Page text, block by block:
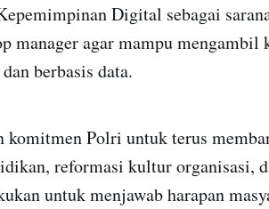
Digital sebagai
manager agar mampu mengambil
berbasis data.
komitmen Polri untuk terus
reformasi kultur organisasi,
untuk menjawab harapan